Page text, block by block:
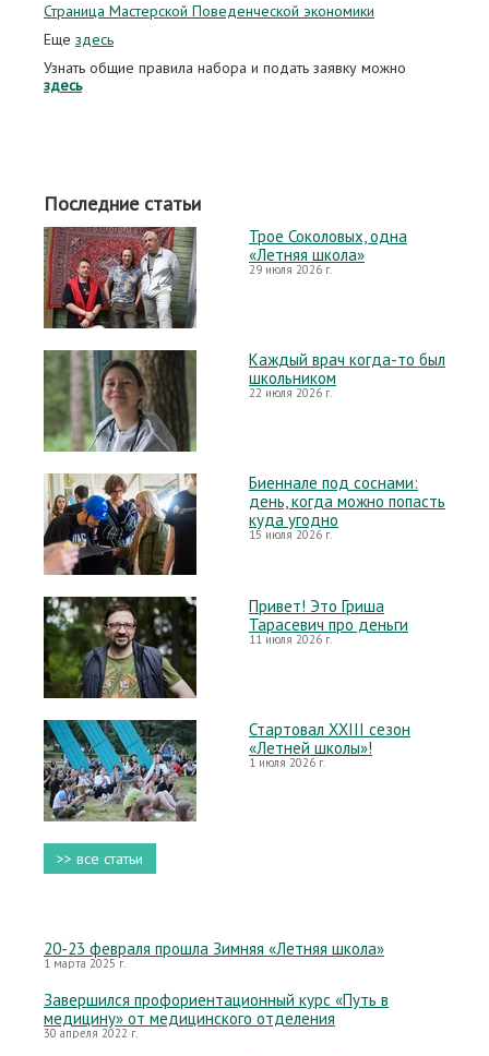
Страница Мастерской Поведенческой экономики
Еще здесь
Узнать общие правила набора и подать заявку можно
здесь
Последние статьи
Трое Соколовых, одна
«Летняя школа»
29 июля 2026 г.
Каждый врач когда-то был
школьником
22 июля 2026 г.
Биеннале под соснами:
день, когда можно попасть
куда угодно
15 июля 2026 г.
Привет! Это Гриша
Тарасевич про деньги
11 июля 2026 г.
Стартовал XXIII сезон
«Летней школы»!
1 июля 2026 г.
>> все статьи
20-23 февраля прошла Зимняя «Летняя школа»
1 марта 2025 г.
Завершился профориентационный курс «Путь в
медицину» от медицинского отделения
30 апреля 2022 г.